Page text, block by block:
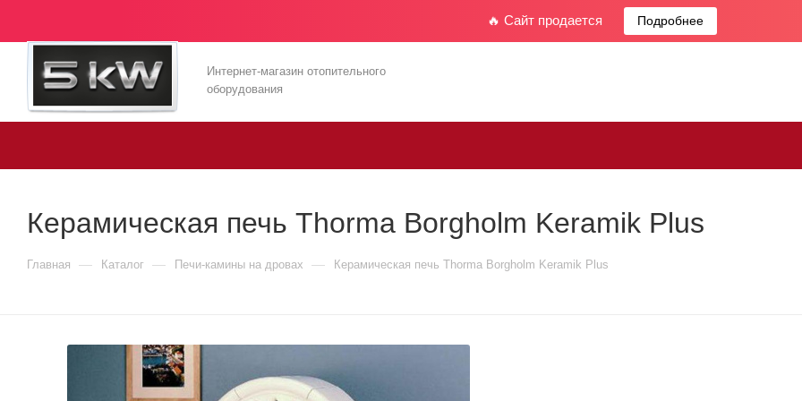
🔥 Сайт продается Подробнее
Интернет-магазин отопительного
оборудования
Керамическая печь Thorma Borgholm Keramik Plus
Главная — Каталог — Печи-камины на дровах — Керамическая печь Thorma Borgholm Keramik Plus